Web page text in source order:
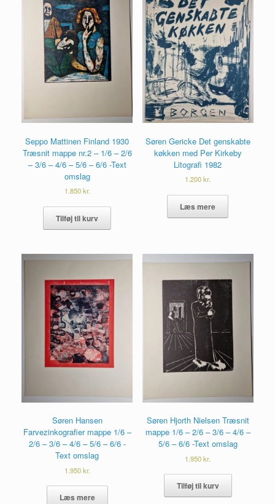
Seppo Mattinen Finland 1930
Træsnit mappe nr.2 – 1/6 – 2/6
– 3/6 – 4/6 – 5/6 – 6/6 -Text
omslag
1.850kr.
Tilføj til kurv
Søren Gericke Det genskabte
køkken med Per Kirkeby
Litografi 1982
1.200kr.
Læs mere
Søren Hansen
Farvezinkografier mappe 1/6 –
2/6 – 3/6 – 4/6 – 5/6 – 6/6 -
Text omslag
1.950kr.
Læs mere
Søren Hjorth Nielsen Træsnit
mappe 1/6 – 2/6 – 3/6 – 4/6 –
5/6 – 6/6 -Text omslag
1.950kr.
Tilføj til kurv